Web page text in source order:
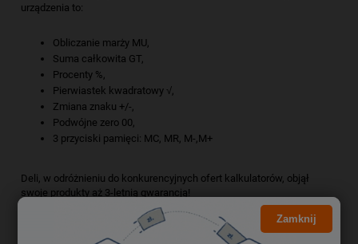
urządzenia to:
Obliczanie marży MU,
Suma całkowita GT,
Procenty %,
Pierwiastek kwadratowy √,
Zmiana znaku +/-,
Podwójne zero 00,
3 przyciski pamięci: MC, MR, M-,M+
Deli, w odróżnieniu do konkurencyjnych ofert kalkulatorów, objął
swoje produkty aż 3-letnią gwarancją!
Zamknij